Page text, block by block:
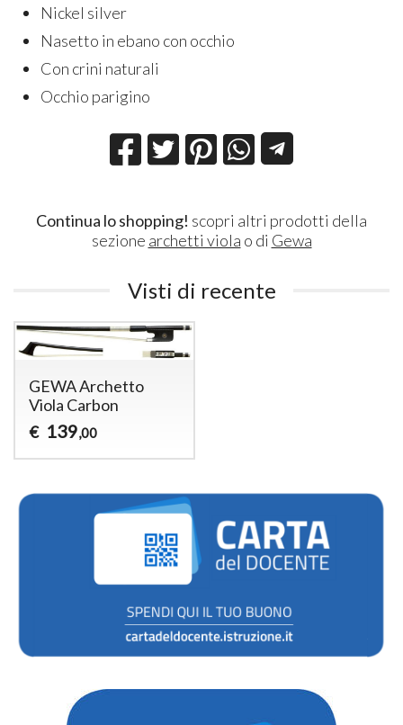
Nickel silver
Nasetto in ebano con occhio
Con crini naturali
Occhio parigino
Continua lo shopping! scopri altri prodotti della
sezione archetti viola o di Gewa
Visti di recente
GEWA Archetto
Viola Carbon
€ 139,00